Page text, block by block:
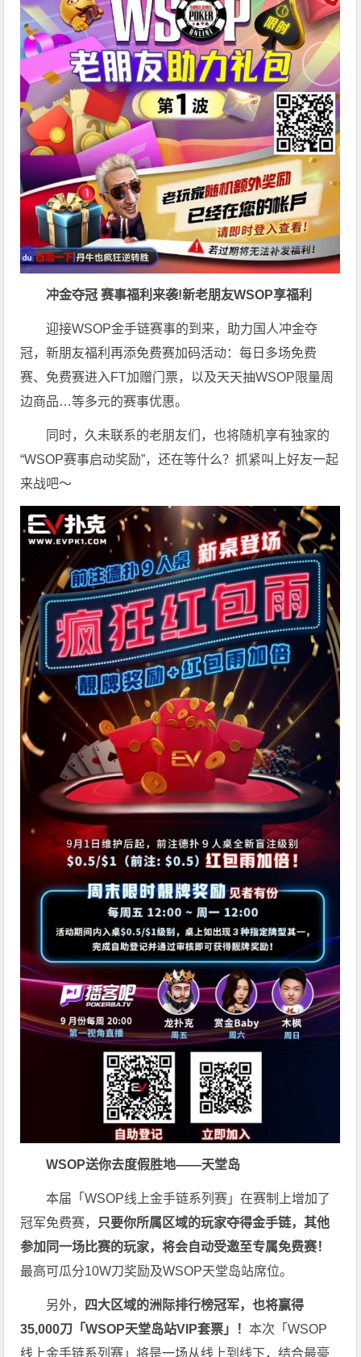
冲金夺冠 赛事福利来袭!新老朋友WSOP享福利
迎接WSOP金手链赛事的到来，助力国人冲金夺
冠，新朋友福利再添免费赛加码活动：每日多场免费
赛、免费赛进入FT加赠门票，以及天天抽WSOP限量周
边商品…等多元的赛事优惠。
同时，久未联系的老朋友们，也将随机享有独家的
“WSOP赛事启动奖励”，还在等什么？抓紧叫上好友一起
来战吧～
WSOP送你去度假胜地——天堂岛
本届「WSOP线上金手链系列赛」在赛制上增加了
冠军免费赛， 只要你所属区域的玩家夺得金手链，其他
参加同一场比赛的玩家，将会自动受邀至专属免费赛！
最高可瓜分10W刀奖励及WSOP天堂岛站席位。
另外，
四大区域的洲际排行榜冠军，也将赢得
35,000刀「WSOP天堂岛站VIP套票」！本次「WSOP
线上金手链系列赛」将是一场从线上到线下，结合最豪